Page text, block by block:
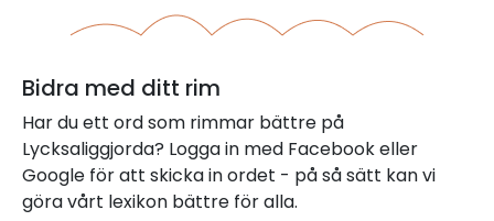
Bidra med ditt rim
Har du ett ord som rimmar bättre på
Lycksaliggjorda? Logga in med Facebook eller
Google för att skicka in ordet - på så sätt kan vi
göra vårt lexikon bättre för alla.